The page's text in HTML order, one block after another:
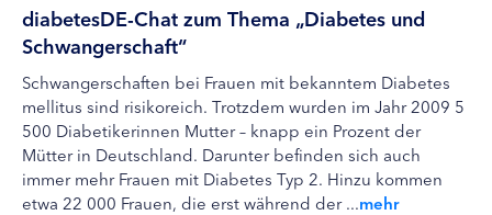
diabetesDE-Chat zum Thema „Diabetes und
Schwangerschaft“
Schwangerschaften bei Frauen mit bekanntem Diabetes
mellitus sind risikoreich. Trotzdem wurden im Jahr 2009 5
500 Diabetikerinnen Mutter – knapp ein Prozent der
Mütter in Deutschland. Darunter befinden sich auch
immer mehr Frauen mit Diabetes Typ 2. Hinzu kommen
etwa 22 000 Frauen, die erst während der ...mehr